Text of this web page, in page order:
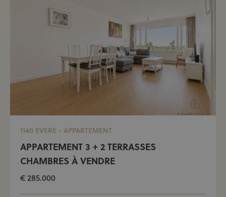
1140 EVERE - APPARTEMENT
APPARTEMENT 3 + 2 TERRASSES
CHAMBRES À VENDRE
€ 285.000